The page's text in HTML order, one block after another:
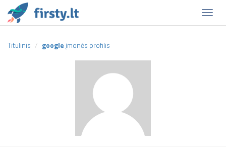
Titulinis google įmonės profilis